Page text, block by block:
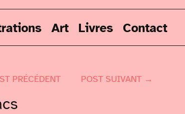
Art Livres Contact
PRÉCÉDENT POST SUIVANT →